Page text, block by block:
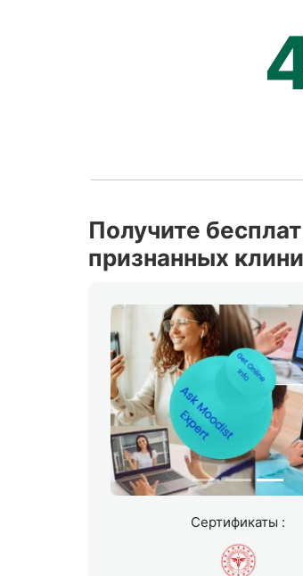
Получите
признанных
Сертификаты :